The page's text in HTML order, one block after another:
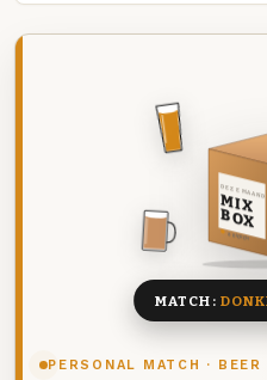
PERSONAL MATCH · BEER
DEZE MAAND
MIX
BOX
8 BIEREN
MATCH: